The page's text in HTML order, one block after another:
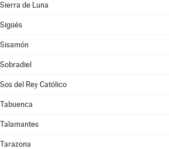
Sierra de Luna
Sigüés
Sisamón
Sobradiel
Sos del Rey Católico
Tabuenca
Talamantes
Tarazona